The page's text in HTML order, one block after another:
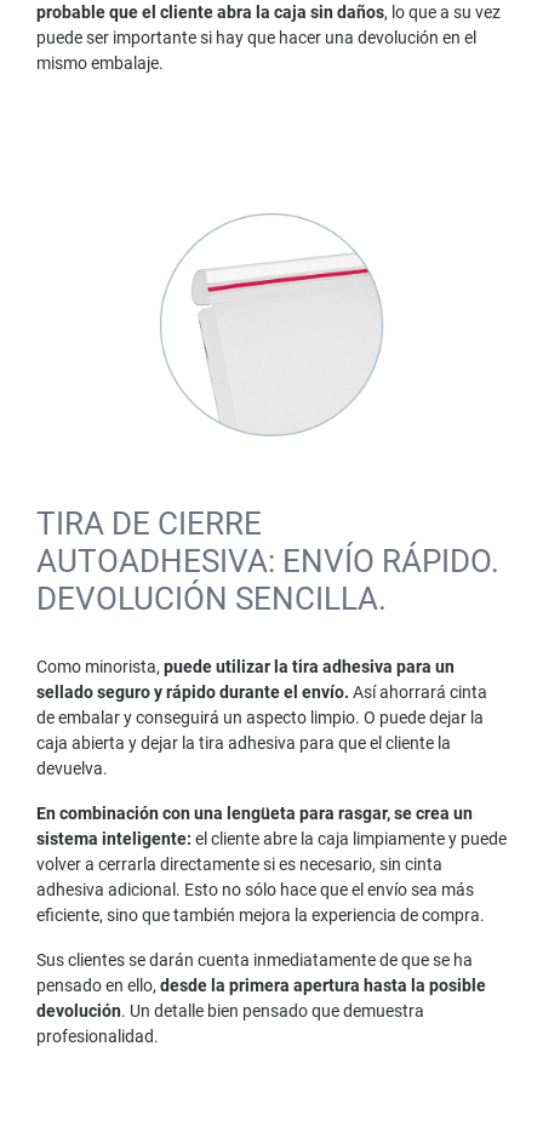
probable que el cliente abra la caja sin daños, lo que a su vez
puede ser importante si hay que hacer una devolución en el
mismo embalaje.
TIRA DE CIERRE
AUTOADHESIVA: ENVÍO RÁPIDO.
DEVOLUCIÓN SENCILLA.
Como minorista, puede utilizar la tira adhesiva para un
sellado seguro y rápido durante el envío. Así ahorrará cinta
de embalar y conseguirá un aspecto limpio. O puede dejar la
caja abierta y dejar la tira adhesiva para que el cliente la
devuelva.
En combinación con una lengüeta para rasgar, se crea un
sistema inteligente: el cliente abre la caja limpiamente y puede
volver a cerrarla directamente si es necesario, sin cinta
adhesiva adicional. Esto no sólo hace que el envío sea más
eficiente, sino que también mejora la experiencia de compra.
Sus clientes se darán cuenta inmediatamente de que se ha
pensado en ello, desde la primera apertura hasta la posible
devolución. Un detalle bien pensado que demuestra
profesionalidad.